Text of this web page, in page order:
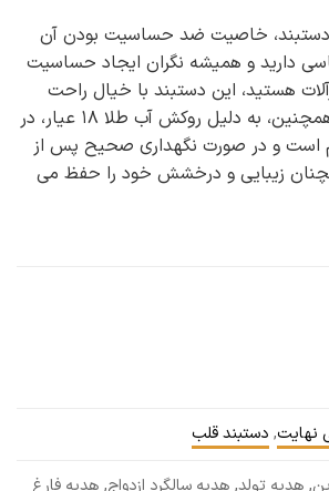
دستبند، خاصیت ضد حساسیت بودن آن
دارید و همیشه نگران ایجاد حساسیت
هستید، این دستبند با خیال راحت
قابل استفاده است. همچنین، به دلیل روکش آب طلا ۱۸ عیار، در
است و در صورت نگهداری صحیح پس از
زیبایی و درخشش خود را حفظ می
نهایت, دستبند قلب